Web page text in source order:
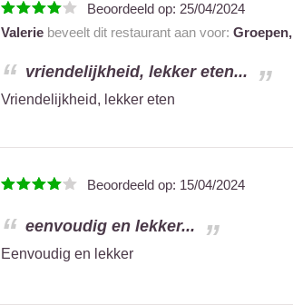
Beoordeeld op: 25/04/2024
Valeriebeveelt dit restaurant aan voor: Groepen,
vriendelijkheid, lekker eten...
Vriendelijkheid, lekker eten
Beoordeeld op: 15/04/2024
eenvoudig en lekker...
Eenvoudig en lekker